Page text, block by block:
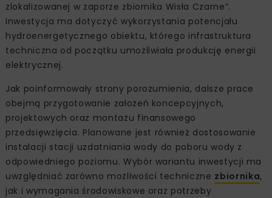
zlokalizowanej w zaporze zbiornika Wisła Czarne”.
Inwestycja ma dotyczyć wykorzystania potencjału
hydroenergetycznego obiektu, którego infrastruktura
techniczna od początku umożliwiała produkcję energii
elektrycznej.
Jak poinformowały strony porozumienia, dalsze prace
obejmą przygotowanie założeń koncepcyjnych,
projektowych oraz montażu finansowego
przedsięwzięcia. Planowane jest również dostosowanie
instalacji stacji uzdatniania wody do poboru wody z
odpowiedniego poziomu. Wybór wariantu inwestycji ma
uwzględniać zarówno możliwości techniczne zbiornika,
jak i wymagania środowiskowe oraz potrzeby